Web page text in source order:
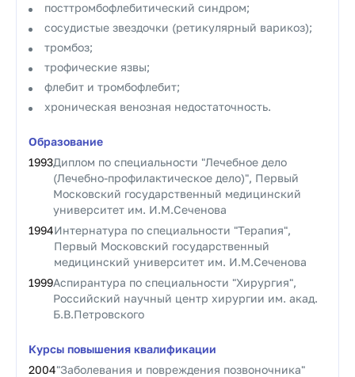
посттромбофлебитический синдром;
сосудистые звездочки (ретикулярный варикоз);
тромбоз;
трофические язвы;
флебит и тромбофлебит;
хроническая венозная недостаточность.
Образование
1993Диплом по специальности "Лечебное дело
(Лечебно-профилактическое дело)", Первый
Московский государственный медицинский
университет им. И.М.Сеченова
1994Интернатура по специальности "Терапия",
Первый Московский государственный
медицинский университет им. И.М.Сеченова
1999Аспирантура по специальности "Хирургия",
Российский научный центр хирургии им. акад.
Б.В.Петровского
Курсы повышения квалификации
2004"Заболевания и повреждения позвоночника"